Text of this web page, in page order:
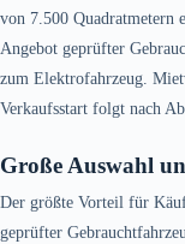
von 7.500 Quadratmetern
Angebot geprüfter
zum Elektrofahrzeug.
Verkaufsstart folgt nach
Große Auswahl
Der größte Vorteil für
geprüfter